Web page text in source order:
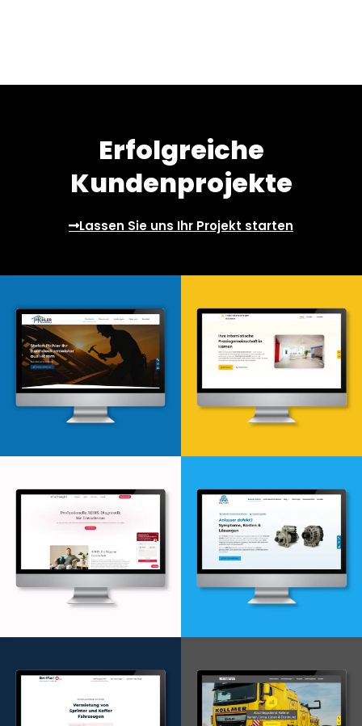
Erfolgreiche
Kundenprojekte
Lassen Sie uns Ihr Projekt starten
Webdesign & -entwicklung Webdesign & -entwicklung
Webdesign & -entwicklung Webdesign & -entwicklung